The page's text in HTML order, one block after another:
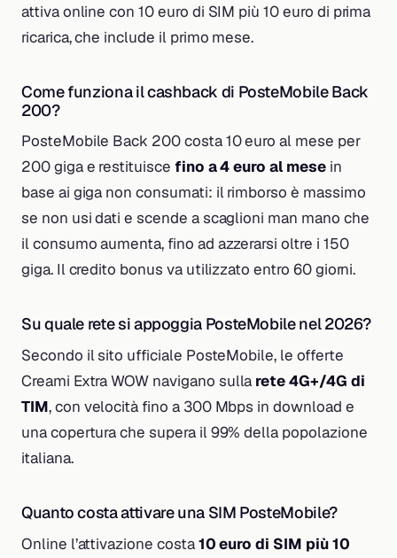
attiva online con 10 euro di SIM più 10 euro di prima
ricarica, che include il primo mese.
Come funziona il cashback di PosteMobile Back
200?
PosteMobile Back 200 costa 10 euro al mese per
200 giga e restituisce fino a 4 euro al mesein
base ai giga non consumati: il rimborso è massimo
se non usi dati e scende a scaglioni man mano che
il consumo aumenta, fino ad azzerarsi oltre i 150
giga. Il credito bonus va utilizzato entro 60 giorni.
Su quale rete si appoggia PosteMobile nel 2026?
Secondo il sito ufficiale PosteMobile, le offerte
Creami Extra WOW navigano sulla rete 4G+/4G di
TIM, con velocità fino a 300 Mbps in download e
una copertura che supera il 99% della popolazione
italiana.
Quanto costa attivare una SIM PosteMobile?
Online l’attivazione costa10 euro di SIM più 10